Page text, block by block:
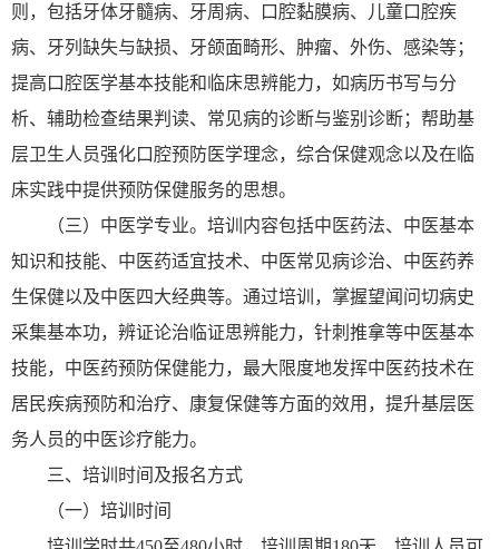
则，包括牙体牙髓病、牙周病、口腔黏膜病、儿童口腔疾
病、牙列缺失与缺损、牙颌面畸形、肿瘤、外伤、感染等；
提高口腔医学基本技能和临床思辨能力，如病历书写与分
析、辅助检查结果判读、常见病的诊断与鉴别诊断；帮助基
层卫生人员强化口腔预防医学理念，综合保健观念以及在临
床实践中提供预防保健服务的思想。
（三）中医学专业。培训内容包括中医药法、中医基本
知识和技能、中医药适宜技术、中医常见病诊治、中医药养
生保健以及中医四大经典等。通过培训，掌握望闻问切病史
采集基本功，辨证论治临证思辨能力，针刺推拿等中医基本
技能，中医药预防保健能力，最大限度地发挥中医药技术在
居民疾病预防和治疗、康复保健等方面的效用，提升基层医
务人员的中医诊疗能力。
三、培训时间及报名方式
（一）培训时间